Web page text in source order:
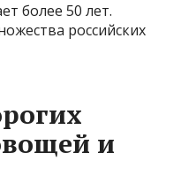
более 50 лет.
российских
и